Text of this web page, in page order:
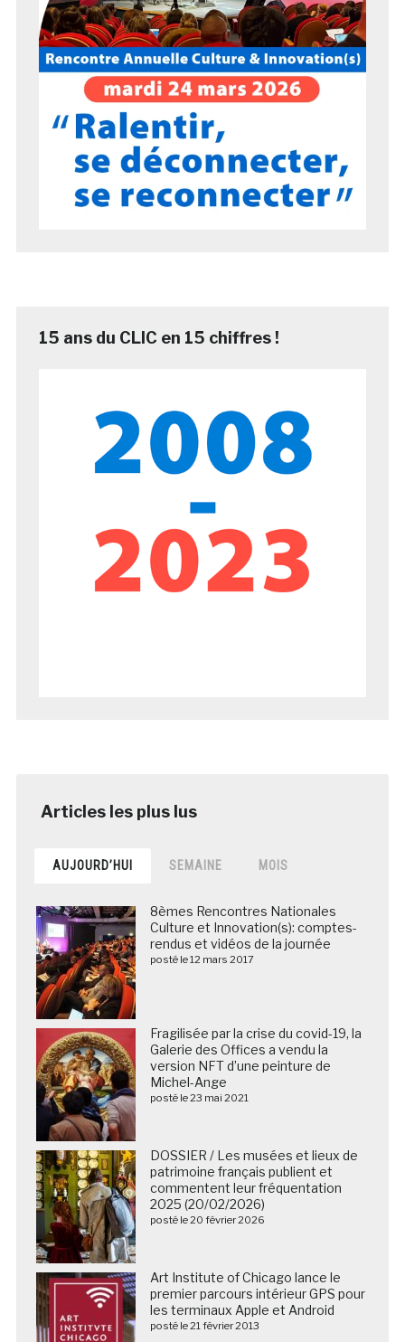
15 ans du CLIC en 15 chiffres !
AUJOURD’HUI SEMAINE MOIS
8èmes Rencontres Nationales
Culture et Innovation(s): comptes-
rendus et vidéos de la journée
posté le 12 mars 2017
Fragilisée par la crise du covid-19, la
Galerie des Offices a vendu la
version NFT d’une peinture de
Michel-Ange
posté le 23 mai 2021
DOSSIER / Les musées et lieux de
patrimoine français publient et
commentent leur fréquentation
2025 (20/02/2026)
posté le 20 février 2026
Art Institute of Chicago lance le
premier parcours intérieur GPS pour
les terminaux Apple et Android
posté le 21 février 2013